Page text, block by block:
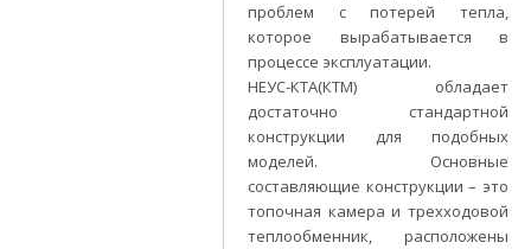
проблем с потерей тепла,
которое вырабатывается в
процессе эксплуатации.
НЕУС-КТА(КТМ) обладает
достаточно стандартной
конструкции для подобных
моделей. Основные
составляющие конструкции – это
топочная камера и трехходовой
теплообменник, расположены